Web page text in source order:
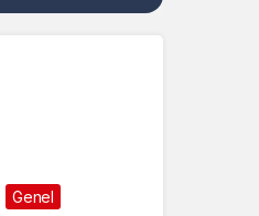
Genel